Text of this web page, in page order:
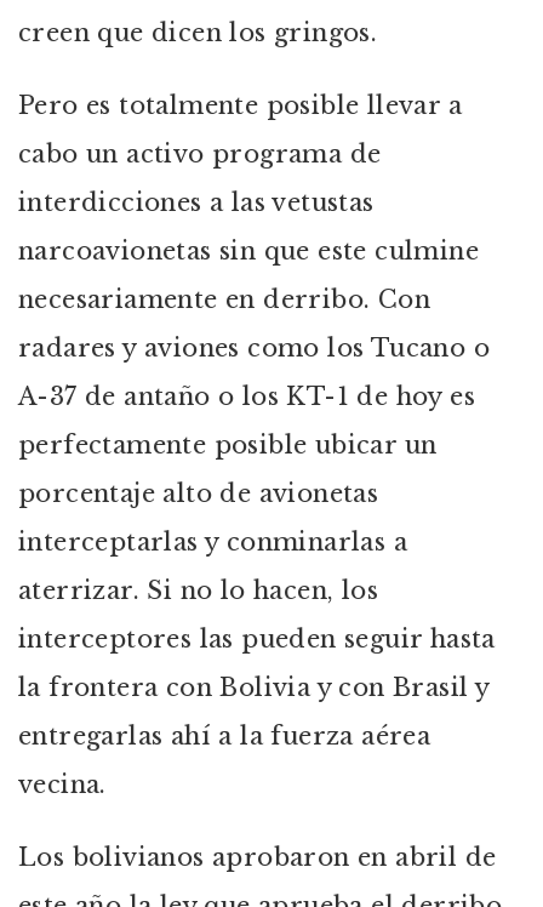
creen que dicen los gringos.
Pero es totalmente posible llevar a
cabo un activo programa de
interdicciones a las vetustas
narcoavionetas sin que este culmine
necesariamente en derribo. Con
radares y aviones como los Tucano o
A-37 de antaño o los KT-1 de hoy es
perfectamente posible ubicar un
porcentaje alto de avionetas
interceptarlas y conminarlas a
aterrizar. Si no lo hacen, los
interceptores las pueden seguir hasta
la frontera con Bolivia y con Brasil y
entregarlas ahí a la fuerza aérea
vecina.
Los bolivianos aprobaron en abril de